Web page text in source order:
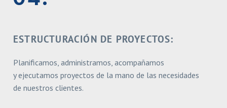
ESTRUCTURACIÓN DE PROYECTOS:
Planificamos, administramos, acompañamos
yejecutamos proyectos de la mano de las necesidades
de nuestros clientes.